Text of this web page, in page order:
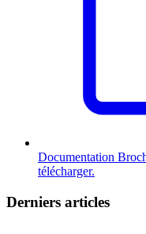
Documentation
télécharger.
Derniers articles